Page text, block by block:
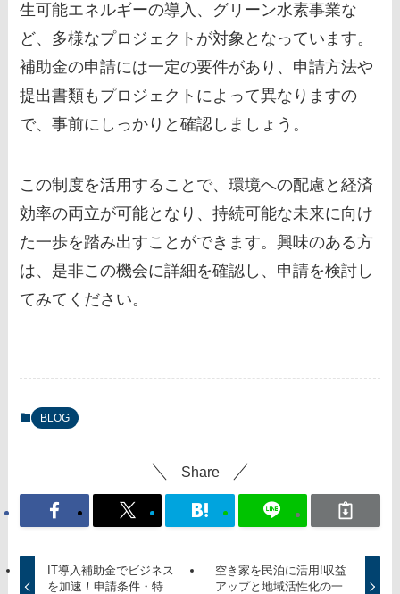
生可能エネルギーの導入、グリーン水素事業な
ど、多様なプロジェクトが対象となっています。
補助金の申請には一定の要件があり、申請方法や
提出書類もプロジェクトによって異なりますの
で、事前にしっかりと確認しましょう。
この制度を活用することで、環境への配慮と経済
効率の両立が可能となり、持続可能な未来に向け
た一歩を踏み出すことができます。興味のある方
は、是非この機会に詳細を確認し、申請を検討し
てみてください。
BLOG
Share
IT導入補助金でビジネス
を加速！申請条件・特
空き家を民泊に活用!収益
アップと地域活性化の一